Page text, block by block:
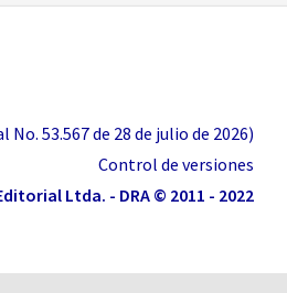
Efectiva
realizan
acuerdo con las
53.567 de 28 de julio de 2026)
Control de versiones
Ltda. - DRA © 2011 - 2022